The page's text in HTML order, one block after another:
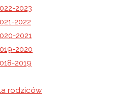
2023
2022
2021
2020
2019
rodziców
Kartka”
społecznych
2022